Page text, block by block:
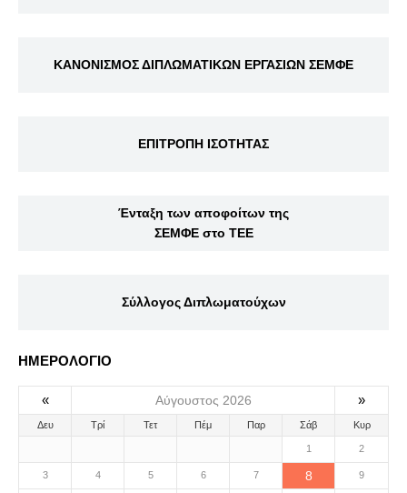
ΚΑΝΟΝΙΣΜΟΣ ΔΙΠΛΩΜΑΤΙΚΩΝ ΕΡΓΑΣΙΩΝ ΣΕΜΦΕ
ΕΠΙΤΡΟΠΗ ΙΣΟΤΗΤΑΣ
Ένταξη των αποφοίτων της
ΣΕΜΦΕ στο ΤΕΕ
Σύλλογος Διπλωματούχων
ΗΜΕΡΟΛΟΓΙΟ
« Αύγουστος 2026 »
Δευ Τρί Τετ Πέμ Παρ Σάβ Κυρ
1 2
3 4 5 6 7 8 9